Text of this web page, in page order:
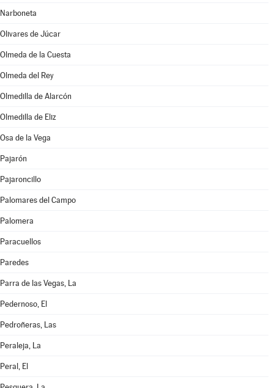
Narboneta
Olivares de Júcar
Olmeda de la Cuesta
Olmeda del Rey
Olmedilla de Alarcón
Olmedilla de Eliz
Osa de la Vega
Pajarón
Pajaroncillo
Palomares del Campo
Palomera
Paracuellos
Paredes
Parra de las Vegas, La
Pedernoso, El
Pedroñeras, Las
Peraleja, La
Peral, El